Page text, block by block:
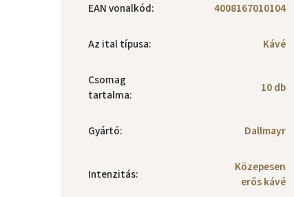
EAN vonalkód: 4008167010104
Az ital típusa: Kávé
Csomag
tartalma: 10 db
Gyártó: Dallmayr
Intenzitás:
Közepesen
erős kávé